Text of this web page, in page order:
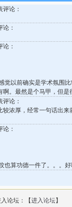
论：
：
：
觉以前确实是学术氛围
。最然是个马甲，但是
论：
浓厚，经常一句话出
：
也算功德一件了。。。
论坛：【进入论坛】